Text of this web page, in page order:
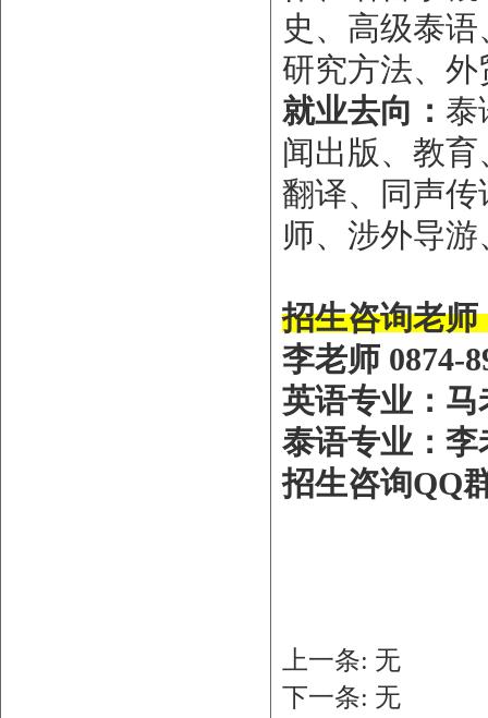
史、高级泰
研究方法、
就业去向： 泰
闻出版、教
翻译、同声
师、涉外导
招生咨询老师
李老师 0874-
英语专业：马
泰语专业：李
招生咨询QQ
上一条: 无
下一条: 无